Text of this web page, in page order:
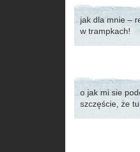
jak dla mnie –
w trampkach!
o jak mi sie
szczęście, że